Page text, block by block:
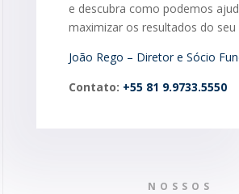
e descubra como podemos
maximizar os resultados do seu
João Rego – Diretor e Sócio
Contato: +55 81 9.9733.5550
NOSSOS